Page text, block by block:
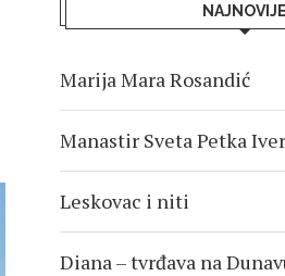
NAJNOVIJE
Marija Mara Rosandić
Manastir Sveta Petka
Leskovac i niti
Diana – tvrđava na